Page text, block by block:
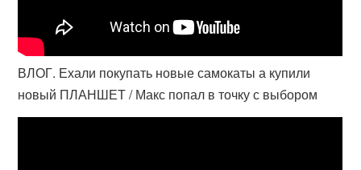
ВЛОГ. Ехали покупать новые самокаты а купили
новый ПЛАНШЕТ / Макс попал в точку с выбором